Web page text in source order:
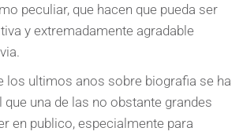
peculiar, que hacen que pueda ser
y extremadamente agradable
los ultimos anos sobre biografia se ha
una de las no obstante grandes
en publico, especialmente para